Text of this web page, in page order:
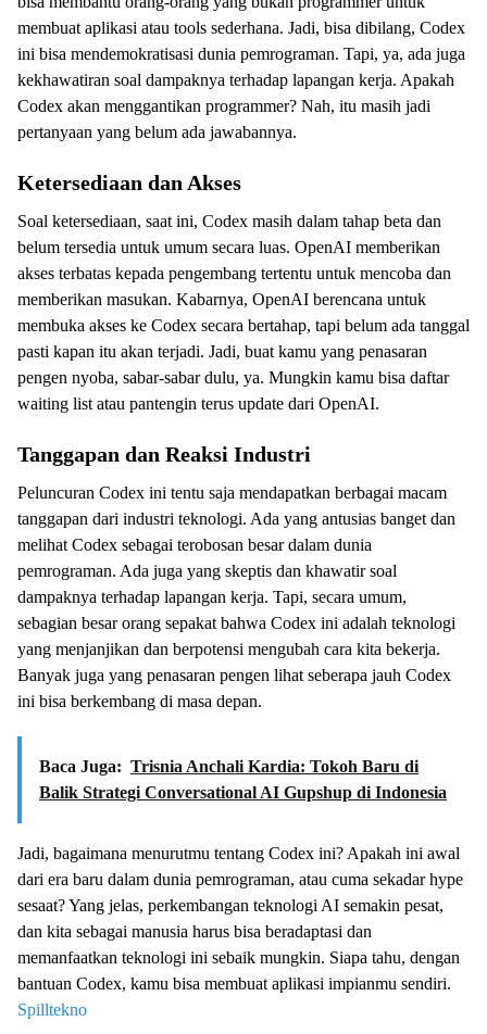
membuat aplikasi atau tools sederhana. Jadi, bisa dibilang, Codex
ini bisa mendemokratisasi dunia pemrograman. Tapi, ya, ada juga
kekhawatiran soal dampaknya terhadap lapangan kerja. Apakah
Codex akan menggantikan programmer? Nah, itu masih jadi
pertanyaan yang belum ada jawabannya.
Ketersediaan dan Akses
Soal ketersediaan, saat ini, Codex masih dalam tahap beta dan
belum tersedia untuk umum secara luas. OpenAI memberikan
akses terbatas kepada pengembang tertentu untuk mencoba dan
memberikan masukan. Kabarnya, OpenAI berencana untuk
membuka akses ke Codex secara bertahap, tapi belum ada tanggal
pasti kapan itu akan terjadi. Jadi, buat kamu yang penasaran
pengen nyoba, sabar-sabar dulu, ya. Mungkin kamu bisa daftar
waiting list atau pantengin terus update dari OpenAI.
Tanggapan dan Reaksi Industri
Peluncuran Codex ini tentu saja mendapatkan berbagai macam
tanggapan dari industri teknologi. Ada yang antusias banget dan
melihat Codex sebagai terobosan besar dalam dunia
pemrograman. Ada juga yang skeptis dan khawatir soal
dampaknya terhadap lapangan kerja. Tapi, secara umum,
sebagian besar orang sepakat bahwa Codex ini adalah teknologi
yang menjanjikan dan berpotensi mengubah cara kita bekerja.
Banyak juga yang penasaran pengen lihat seberapa jauh Codex
ini bisa berkembang di masa depan.
Baca Juga: Trisnia Anchali Kardia: Tokoh Baru di
Balik Strategi Conversational AI Gupshup di Indonesia
Jadi, bagaimana menurutmu tentang Codex ini? Apakah ini awal
dari era baru dalam dunia pemrograman, atau cuma sekadar hype
sesaat? Yang jelas, perkembangan teknologi AI semakin pesat,
dan kita sebagai manusia harus bisa beradaptasi dan
memanfaatkan teknologi ini sebaik mungkin. Siapa tahu, dengan
bantuan Codex, kamu bisa membuat aplikasi impianmu sendiri.
Spilltekno